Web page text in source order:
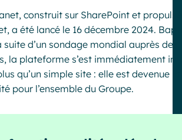
construit sur SharePoint et
a été lancé le 16 décembre 2024.
suite d’un sondage mondial auprès des
la plateforme s’est immédiatement
qu’un simple site : elle est devenue
pour l’ensemble du Groupe.